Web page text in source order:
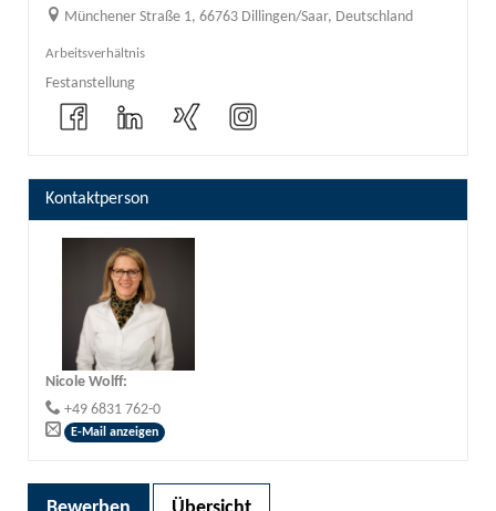
Münchener Straße 1, 66763 Dillingen/Saar, Deutschland
Arbeitsverhältnis
Festanstellung
Kontaktperson
Nicole Wolff:
+49 6831 762-0
E-Mail anzeigen